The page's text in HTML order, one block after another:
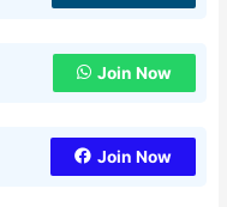
Join Now
Join Now